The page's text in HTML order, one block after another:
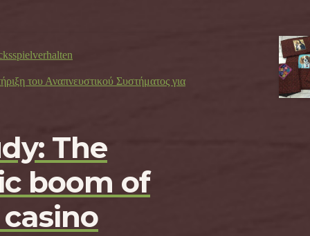
του Αναπνευστικού Συστήματος για
The
boom of
casino